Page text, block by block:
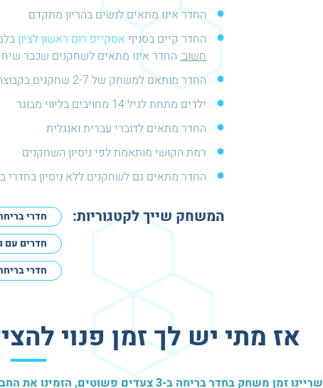
החדר אינו מתאים לנשים בהריון מתקדם
החדר קיים בסניף אסקייפ רום ראשון לציון
חשוב: החדר אינו מתאים לשחקנים שכבר
החדר מותאם למשחק של 2-7 שחקנים בקבוצה
ילדים מתחת לגיל 14 מחויבים בליווי מבוגר
החדר מתאים לדוברי עברית ואנגלית
רמת הקושי מותאמת לפי ניסיון השחקנים
החדר מתאים גם לשחקנים ללא ניסיון בחדרי
המשחק שייך לקטגוריות: חדרי
חדרים עם
חדרי
אז מתי יש לך זמן פנוי
שריינו זמן משחק בחדר בריחה ב-3 צעדים פשוטים, הזמינו את החברים הכי אמיצים שלכם ובואו לעצור את מגפת הזומבים